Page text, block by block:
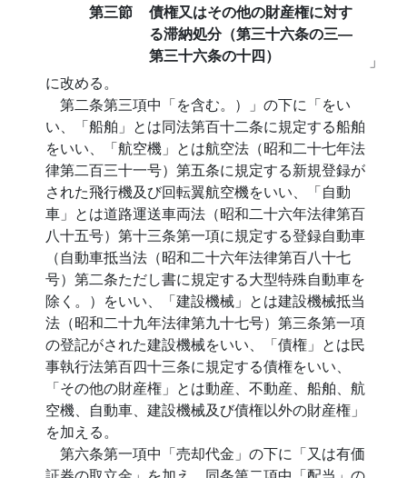
第三節
債権又はその他の財産権に対す
る滞納処分（第三十六条の三―
第三十六条の十四）
」
に改める。
第二条第三項中「を含む。）」の下に「をい
い、「船舶」とは同法第百十二条に規定する船舶
をいい、「航空機」とは航空法（昭和二十七年法
律第二百三十一号）第五条に規定する新規登録が
された飛行機及び回転翼航空機をいい、「自動
車」とは道路運送車両法（昭和二十六年法律第百
八十五号）第十三条第一項に規定する登録自動車
（自動車抵当法（昭和二十六年法律第百八十七
号）第二条ただし書に規定する大型特殊自動車を
除く。）をいい、「建設機械」とは建設機械抵当
法（昭和二十九年法律第九十七号）第三条第一項
の登記がされた建設機械をいい、「債権」とは民
事執行法第百四十三条に規定する債権をいい、
「その他の財産権」とは動産、不動産、船舶、航
空機、自動車、建設機械及び債権以外の財産権」
を加える。
第六条第一項中「売却代金」の下に「又は有価